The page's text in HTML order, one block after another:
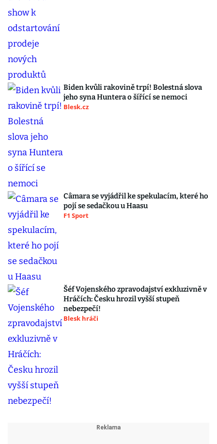
Biden kvůli rakovině trpí! Bolestná slova
jeho syna Huntera o šířící se nemoci
Blesk.cz
Câmara se vyjádřil ke spekulacím, které ho
pojí se sedačkou u Haasu
F1 Sport
Šéf Vojenského zpravodajství exkluzivně v
Hráčích: Česku hrozil vyšší stupeň
nebezpečí!
Blesk hráči